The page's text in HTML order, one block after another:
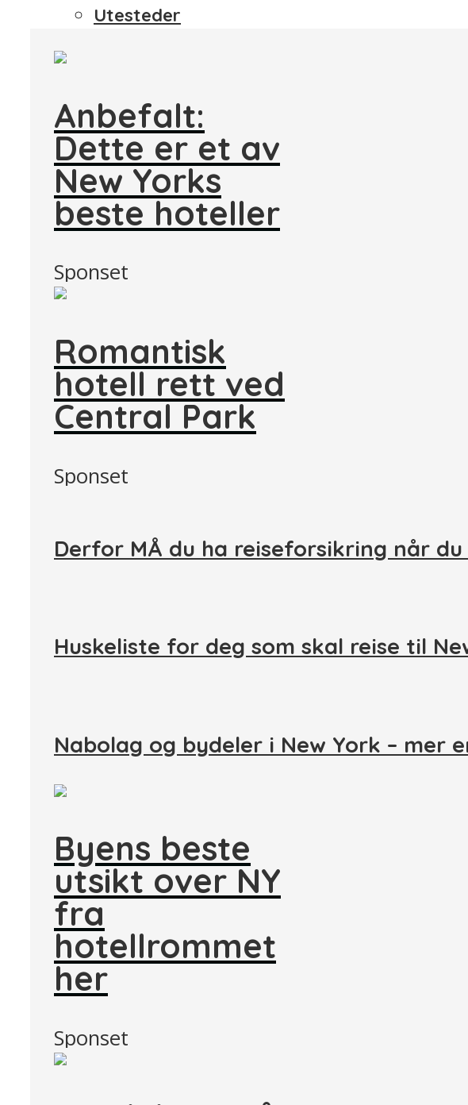
Utesteder
Anbefalt:
Dette er et av
New Yorks
beste hoteller
Sponset
Romantisk
hotell rett ved
Central Park
Sponset
Derfor MÅ du ha reiseforsikring når
Huskeliste for deg som skal reise til
Nabolag og bydeler i New York – mer
Byens beste
utsikt over NY
fra
hotellrommet
her
Sponset